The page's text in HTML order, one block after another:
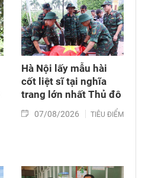
Hà Nội lấy mẫu hài
cốt liệt sĩ tại nghĩa
trang lớn nhất Thủ đô
07/08/2026 TIÊU ĐIỂM